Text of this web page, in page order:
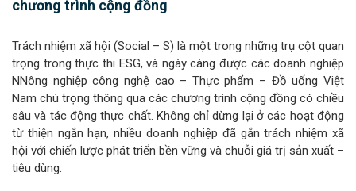
chương trình cộng đồng
Trách nhiệm xã hội (Social – S) là một trong những trụ cột quan
trọng trong thực thi ESG, và ngày càng được các doanh nghiệp
NNông nghiệp công nghệ cao – Thực phẩm – Đồ uống Việt
Nam chú trọng thông qua các chương trình cộng đồng có chiều
sâu và tác động thực chất. Không chỉ dừng lại ở các hoạt động
từ thiện ngắn hạn, nhiều doanh nghiệp đã gắn trách nhiệm xã
hội với chiến lược phát triển bền vững và chuỗi giá trị sản xuất –
tiêu dùng.